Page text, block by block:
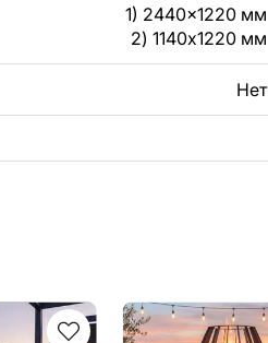
1) 2440x1220 мм
2) 1140x1220 мм
Нет